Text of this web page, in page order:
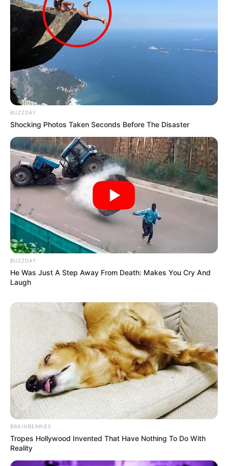
BUZZDAY
Shocking Photos Taken Seconds Before The Disaster
BUZZDAY
He Was Just A Step Away From Death: Makes You Cry And
Laugh
BRAINBERRIES
Tropes Hollywood Invented That Have Nothing To Do With
Reality